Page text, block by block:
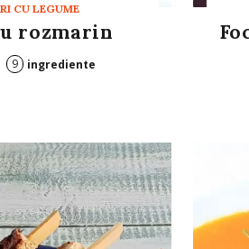
CU LEGUME
rozmarin
9 ingrediente